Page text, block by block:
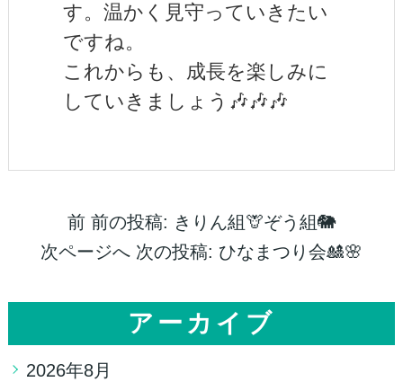
す。温かく見守っていきたい
ですね。
これからも、成長を楽しみに
していきましょう🎶🎶🎶
前 前の投稿: きりん組🦒ぞう組🐘
次ページへ 次の投稿: ひなまつり会🎎🌸
アーカイブ
2026年8月